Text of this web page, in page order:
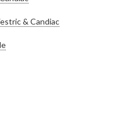
& Candiac